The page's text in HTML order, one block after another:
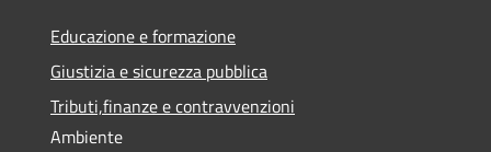
Educazione e formazione
Giustizia e sicurezza pubblica
Tributi,finanze e contravvenzioni
Ambiente